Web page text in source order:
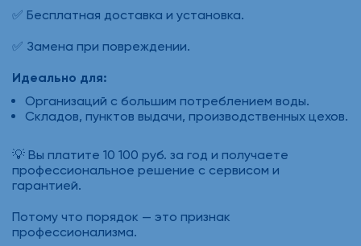
✅ Бесплатная доставка и установка.
✅ Замена при повреждении.
Идеально для:
Организаций с большим потреблением воды.
Складов, пунктов выдачи, производственных цехов.
💡 Вы платите 10 100 руб. за год и получаете
профессиональное решение с сервисом и
гарантией.
Потому что порядок — это признак
профессионализма.